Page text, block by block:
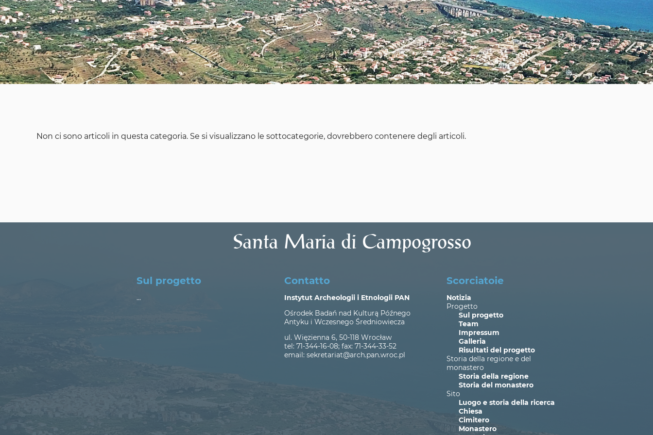
Non ci sono articoli in questa categoria. Se si visualizzano le sottocategorie, dovrebbero contenere degli articoli.
Santa Maria di Campogrosso
Sul progetto
...
Contatto
Instytut Archeologii i Etnologii PAN
Ośrodek Badań nad Kulturą Późnego
Antyku i Wczesnego Średniowiecza
ul. Więzienna 6, 50-118 Wrocław
tel: 71-344-16-08; fax: 71-344-33-52
email: sekretariat@arch.pan.wroc.pl
Scorciatoie
Notizia
Progetto
Sul progetto
Team
Impressum
Galleria
Risultati del progetto
Storia della regione e del
monastero
Storia della regione
Storia del monastero
Sito
Luogo e storia della ricerca
Chiesa
Cimitero
Monastero